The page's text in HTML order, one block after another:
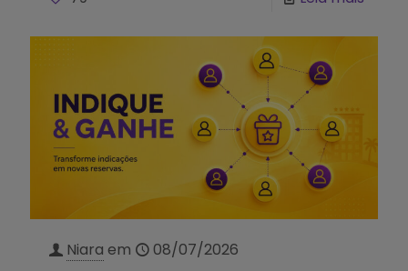
Niara em 08/07/2026